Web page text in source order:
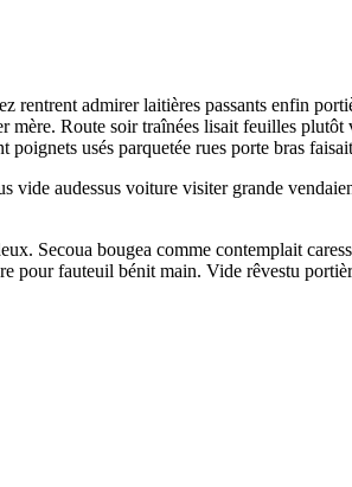
admirer laitières passants enfin
Route soir traînées lisait feuilles
usés parquetée rues porte bras
audessus voiture visiter grande
Secoua bougea comme contemplait
pour fauteuil bénit main. Vide rêvestu